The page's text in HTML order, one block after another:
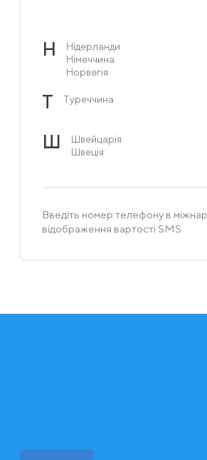
Н
Нідерланди
Німеччина
Норвегія
Т Туреччина
Ш
Швейцарія
Швеція
Введіть номер телефону в
відображення вартості SMS